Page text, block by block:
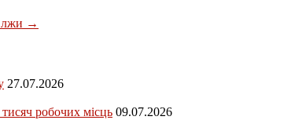
лжи →
27.07.2026
робочих місць 09.07.2026